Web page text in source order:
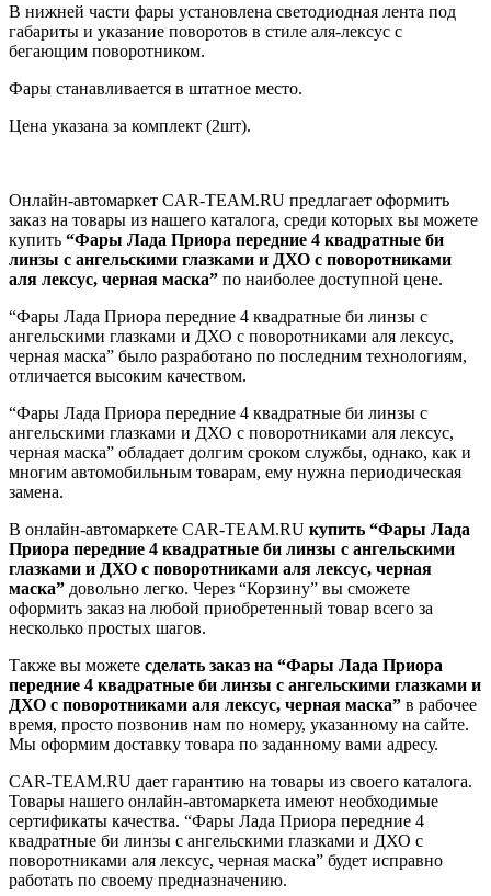
В нижней части фары установлена светодиодная лента под
габариты и указание поворотов в стиле аля-лексус с
бегающим поворотником.
Фары станавливается в штатное место.
Цена указана за комплект (2шт).
Онлайн-автомаркет CAR-TEAM.RU предлагает оформить
заказ на товары из нашего каталога, среди которых вы можете
купить “Фары Лада Приора передние 4 квадратные би
линзы с ангельскими глазками и ДХО с поворотниками
аля лексус, черная маска” по наиболее доступной цене.
“Фары Лада Приора передние 4 квадратные би линзы с
ангельскими глазками и ДХО с поворотниками аля лексус,
черная маска” было разработано по последним технологиям,
отличается высоким качеством.
“Фары Лада Приора передние 4 квадратные би линзы с
ангельскими глазками и ДХО с поворотниками аля лексус,
черная маска” обладает долгим сроком службы, однако, как и
многим автомобильным товарам, ему нужна периодическая
замена.
В онлайн-автомаркете CAR-TEAM.RU купить “Фары Лада
Приора передние 4 квадратные би линзы с ангельскими
глазками и ДХО с поворотниками аля лексус, черная
маска” довольно легко. Через “Корзину” вы сможете
оформить заказ на любой приобретенный товар всего за
несколько простых шагов.
Также вы можете сделать заказ на “Фары Лада Приора
передние 4 квадратные би линзы с ангельскими глазками и
ДХО с поворотниками аля лексус, черная маска” в рабочее
время, просто позвонив нам по номеру, указанному на сайте.
Мы оформим доставку товара по заданному вами адресу.
CAR-TEAM.RU дает гарантию на товары из своего каталога.
Товары нашего онлайн-автомаркета имеют необходимые
сертификаты качества. “Фары Лада Приора передние 4
квадратные би линзы с ангельскими глазками и ДХО с
поворотниками аля лексус, черная маска” будет исправно
работать по своему предназначению.